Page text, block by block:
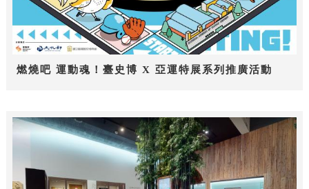
燃燒吧 運動魂！臺史博 X 亞運特展系列推廣活動